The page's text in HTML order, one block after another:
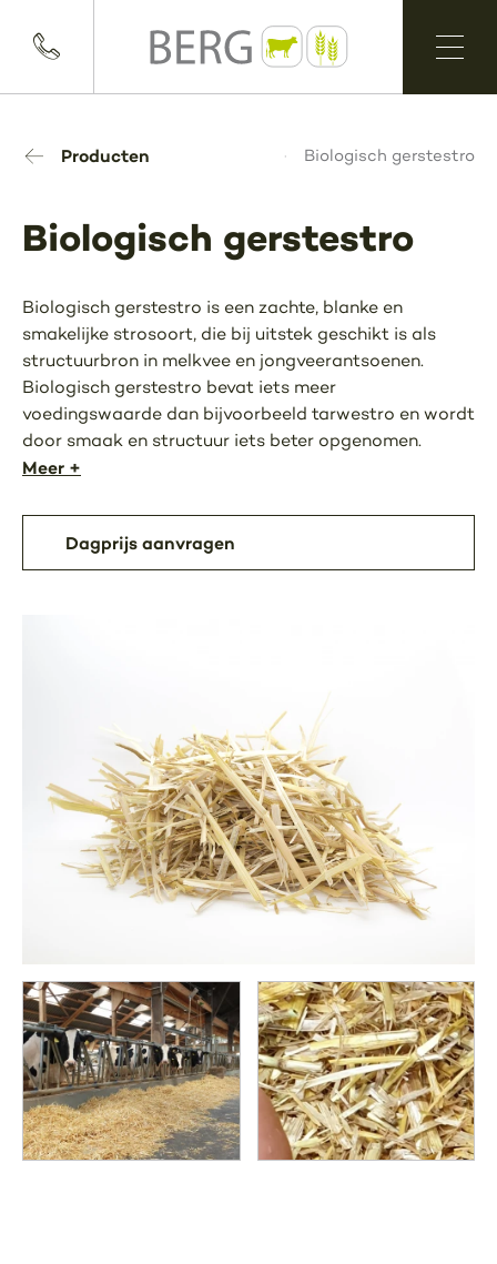
Producten Biologisch gerstestro
Biologisch gerstestro
Biologisch gerstestro is een zachte, blanke en
smakelijke strosoort, die bij uitstek geschikt is als
structuurbron in melkvee en jongveerantsoenen.
Biologisch gerstestro bevat iets meer
voedingswaarde dan bijvoorbeeld tarwestro en wordt
door smaak en structuur iets beter opgenomen.
Meer +
Dagprijs aanvragen